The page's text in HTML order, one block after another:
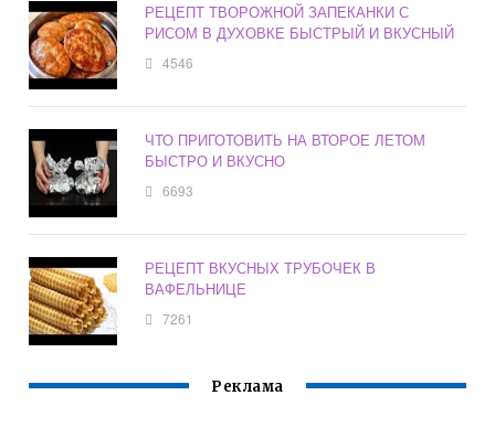
РЕЦЕПТ ТВОРОЖНОЙ ЗАПЕКАНКИ С
РИСОМ В ДУХОВКЕ БЫСТРЫЙ И ВКУСНЫЙ
4546
ЧТО ПРИГОТОВИТЬ НА ВТОРОЕ ЛЕТОМ
БЫСТРО И ВКУСНО
6693
РЕЦЕПТ ВКУСНЫХ ТРУБОЧЕК В
ВАФЕЛЬНИЦЕ
7261
Реклама